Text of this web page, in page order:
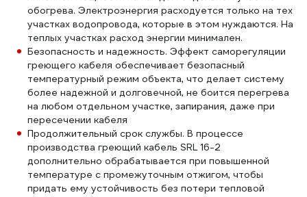
обогрева. Электроэнергия расходуется только на тех
участках водопровода, которые в этом нуждаются. На
теплых участках расход энергии минимален.
Безопасность и надежность. Эффект саморегуляции
греющего кабеля обеспечивает безопасный
температурный режим объекта, что делает систему
более надежной и долговечной, не боится перегрева
на любом отдельном участке, запирания, даже при
пересечении кабеля
Продолжительный срок службы. В процессе
производства греющий кабель SRL 16-2
дополнительно обрабатывается при повышенной
температуре с промежуточным отжигом, чтобы
придать ему устойчивость без потери тепловой